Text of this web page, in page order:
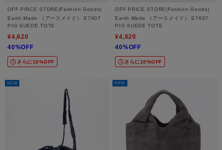
OFF PRICE STORE(Fashion Goods)
Earth Made （アースメイド） E7607
PIG SUEDE TOTE
¥4,620
40%OFF
さらに10%OFF
OFF PRICE STORE(Fashion Goods)
Earth Made （アースメイド） E7607
PIG SUEDE TOTE
¥4,620
40%OFF
さらに10%OFF
NEW NEW